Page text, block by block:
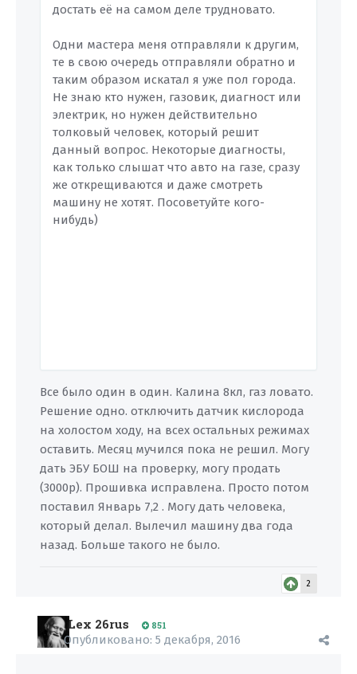
достать её на самом деле трудновато.
Одни мастера меня отправляли к другим,
те в свою очередь отправляли обратно и
таким образом искатал я уже пол города.
Не знаю кто нужен, газовик, диагност или
электрик, но нужен действительно
толковый человек, который решит
данный вопрос. Некоторые диагносты,
как только слышат что авто на газе, сразу
же открещиваются и даже смотреть
машину не хотят. Посоветуйте кого-
нибудь)
Все было один в один. Калина 8кл, газ ловато.
Решение одно. отключить датчик кислорода
на холостом ходу, на всех остальных режимах
оставить. Месяц мучился пока не решил. Могу
дать ЭБУ БОШ на проверку, могу продать
(3000р). Прошивка исправлена. Просто потом
поставил Январь 7,2 . Могу дать человека,
который делал. Вылечил машину два года
назад. Больше такого не было.
2
Lex 26rus 851
Опубликовано: 5 декабря, 2016